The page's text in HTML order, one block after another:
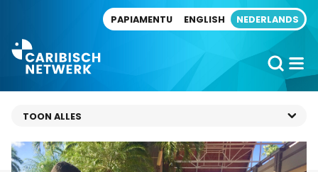
PAPIAMENTU ENGLISH NEDERLANDS